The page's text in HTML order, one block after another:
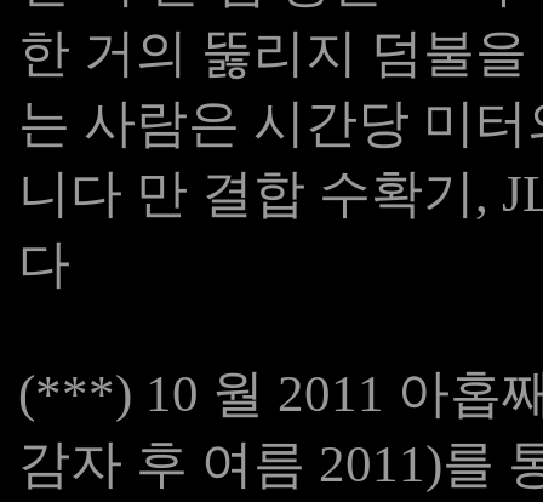
한 거의 뚫리지 덤불
는 사람은 시간당 미
니다 만 결합 수확기,
다
(***) 10 월 2011 아홉
감자 후 여름 2011)를